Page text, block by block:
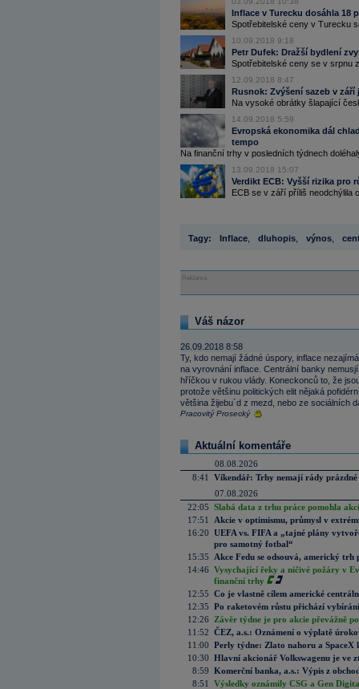
Inflace v Turecku dosáhla 18
Spotřebitelské ceny v Turecku
10.09.2018 9:18
Petr Dufek: Dražší bydlení
Spotřebitelské ceny se v srpnu
12.09.2018 8:47
Rusnok: Zvýšení sazeb v
Na vysoké obrátky šlapající
14.09.2018 5:59
Evropská ekonomika dál
tempo
Na finanční trhy v posledních týdnech
13.09.2018 15:07
Verdikt ECB: Vyšší rizika pro
ECB se v září příliš neodchýlila
Tagy: Inflace dluhopis výnos
Reklama
Váš názor
26.09.2018 8:58
Ty, kdo nemají žádné úspory, inflace
na vyrovnání inflace. Centrální banky
hříčkou v rukou vlády. Koneckonců to, že
protože většinu politických elit nějaká
většina žijebu´d z mezd, nebo ze sociálních
Pracovitý Prosecký
Aktuální komentáře
08.08.2026
8:41
Víkendář: Trhy nemají rády prázdné
07.08.2026
22:05 Slabá data z trhu práce pomohla
17:51
Akcie v optimismu, průmysl v
16:20 UEFA vs. FIFA a „tajné plány
pro samotný fotbal“
15:35
Akce Fedu se odsouvá, americký
14:46 Vysychající řeky a ničivé požáry v
finanční trhy
12:55 Co je vlastně cílem americké
12:35 Po raketovém růstu přichází
12:26
Závěr týdne je pro akcie převážně
11:52 ČEZ, a.s.: Oznámení o výplatě
11:00 Perly týdne: Zlato nahoru a SpaceX
10:30 Hlavní akcionář Volkswagenu je ve
8:59 Komerční banka, a.s.: Výpis z
8:51
Výsledky oznámily CSG a Gen